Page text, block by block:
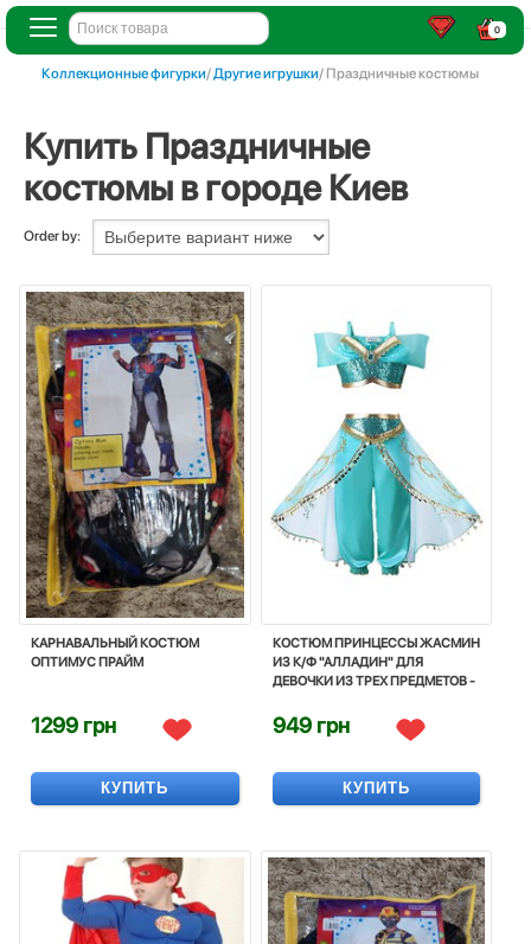
0
Коллекционные фигурки/Другие игрушки/ Праздничные костюмы
Купить Праздничные
костюмы в городе Киев
Order by:
КАРНАВАЛЬНЫЙ КОСТЮМ
ОПТИМУС ПРАЙМ
1299 грн
КУПИТЬ
КОСТЮМ ПРИНЦЕCСЫ ЖАСМИН
ИЗ К/Ф "АЛЛАДИН" ДЛЯ
ДЕВОЧКИ ИЗ ТРЕХ ПРЕДМЕТОВ -
CORNIVAL
949 грн
КУПИТЬ